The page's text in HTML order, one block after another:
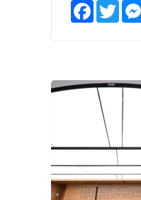
FacebookTwitter